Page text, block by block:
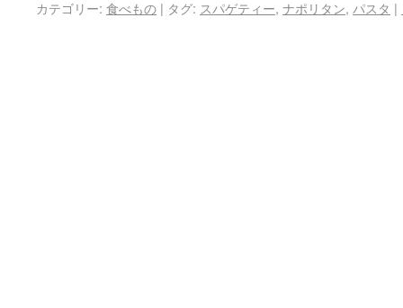
カテゴリー: 食べもの | タグ: スパゲティー, ナポリタン, パスタ |